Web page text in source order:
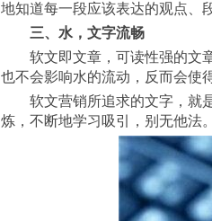
地知道每一段应该表达的观点、
三、水，文字流畅
也不会影响水的流动，反而会使
炼，不断地学习吸引，别无他法。